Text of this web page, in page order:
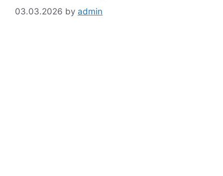
03.03.2026 by admin